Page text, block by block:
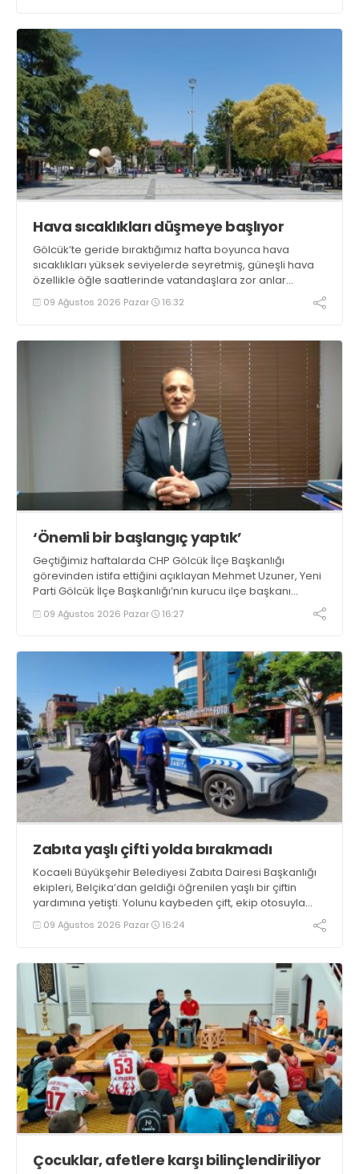
Hava sıcaklıkları düşmeye başlıyor
Gölcük’te geride bıraktığımız hafta boyunca hava
sıcaklıkları yüksek seviyelerde seyretmiş, güneşli hava
özellikle öğle saatlerinde vatandaşlara zor anlar
yaşatmıştı. Yeni haftada sıcaklıkların bir miktar düşmesi
beklenirken parçalı bulutlu ve güneşli hava ihtimali öne
09 Ağustos 2026 Pazar 16:32
‘Önemli bir başlangıç yaptık’
Geçtiğimiz haftalarda CHP Gölcük İlçe Başkanlığı
görevinden istifa ettiğini açıklayan Mehmet Uzuner, Yeni
Parti Gölcük İlçe Başkanlığı’nın kurucu ilçe başkanı
olarak atandı. Uzuner, konuyla ilgili açıklamasında
“Önemli bir başlangıç yaptığımızı düşünüyoruz” dedi
09 Ağustos 2026 Pazar 16:27
Zabıta yaşlı çifti yolda bırakmadı
Kocaeli Büyükşehir Belediyesi Zabıta Dairesi Başkanlığı
ekipleri, Belçika’dan geldiği öğrenilen yaşlı bir çiftin
yardımına yetişti. Yolunu kaybeden çift, ekip otosuyla
gidecekleri noktaya güvenli şekilde ulaştırıldı
09 Ağustos 2026 Pazar 16:24
Çocuklar, afetlere karşı bilinçlendiriliyor